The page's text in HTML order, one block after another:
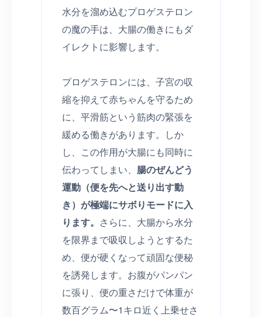
水分を溜め込むプロゲステロン
の魔の手は、大腸の働きにもダ
イレクトに影響します。
プロゲステロンには、子宮の収
縮を抑えて赤ちゃんを守るため
に、平滑筋という筋肉の緊張を
緩める働きがあります。しか
し、この作用が大腸にも同時に
伝わってしまい、 腸のぜんどう
運動（便を先へと送り出す動
き）が極端にサボりモードに入
ります。 さらに、大腸から水分
を限界まで吸収しようとするた
め、便が硬くなって頑固な便秘
を誘発します。お腹がパンパン
に張り、便の重さだけで体重が
数百グラム〜1キロ近く上乗せさ